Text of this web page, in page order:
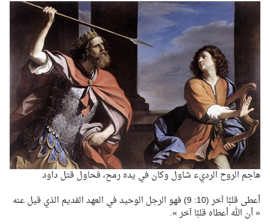
هاجم الروح الرديء شاول وكان في يده رمح، فحاول قتل داود
أعطى قلبًا آخر (10: 9) فهو الرجل الوحيد في العهد القديم الذي قيل عنه
« أن الله أعطاه قلبًا آخر ».